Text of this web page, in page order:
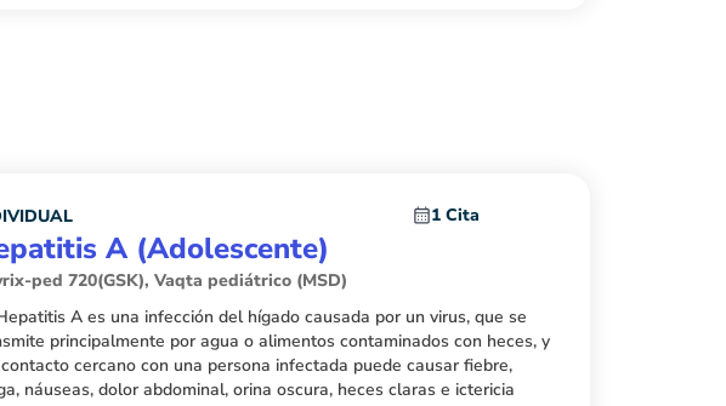
A (Adolescente)
ped 720(GSK), Vaqta pediátrico (MSD)
1 Cita
A es una infección del hígado causada por un virus, que se
principalmente por agua o alimentos contaminados con heces, y
cercano con una persona infectada puede causar fiebre,
náuseas, dolor abdominal, orina oscura, heces claras e ictericia